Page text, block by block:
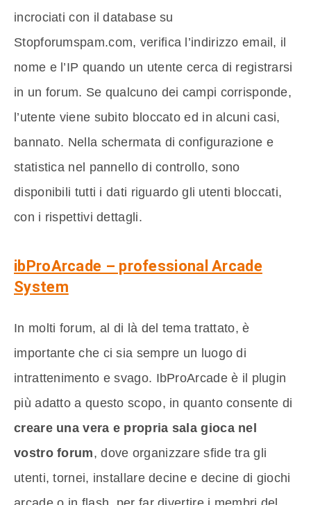
incrociati con il database su
Stopforumspam.com, verifica l’indirizzo email, il
nome e l’IP quando un utente cerca di registrarsi
in un forum. Se qualcuno dei campi corrisponde,
l’utente viene subito bloccato ed in alcuni casi,
bannato. Nella schermata di configurazione e
statistica nel pannello di controllo, sono
disponibili tutti i dati riguardo gli utenti bloccati,
con i rispettivi dettagli.
ibProArcade – professional Arcade
System
In molti forum, al di là del tema trattato, è
importante che ci sia sempre un luogo di
intrattenimento e svago. IbProArcade è il plugin
più adatto a questo scopo, in quanto consente di
creare una vera e propria sala gioca nel
vostro forum, dove organizzare sfide tra gli
utenti, tornei, installare decine e decine di giochi